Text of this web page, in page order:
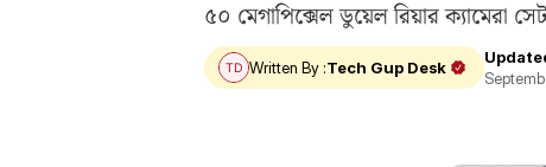
৫০ মেগাপিক্সেল ডুয়েল রিয়ার ক্যামেরা
Written By :Tech Gup Desk